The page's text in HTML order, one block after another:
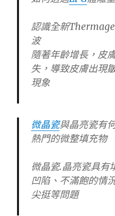
認識全新
波
隨著年齡增長，皮
失，導致皮膚出現
現象
微晶瓷與晶亮瓷有
熱門的微整填充物
微晶瓷.晶亮瓷具有
凹陷、不滿飽的情
尖挺等問題